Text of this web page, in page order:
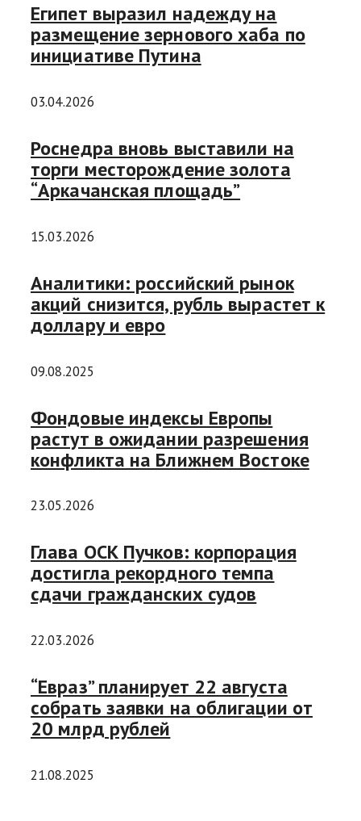
Египет выразил надежду на
размещение зернового хаба по
инициативе Путина
03.04.2026
Роснедра вновь выставили на
торги месторождение золота
“Аркачанская площадь”
15.03.2026
Аналитики: российский рынок
акций снизится, рубль вырастет к
доллару и евро
09.08.2025
Фондовые индексы Европы
растут в ожидании разрешения
конфликта на Ближнем Востоке
23.05.2026
Глава ОСК Пучков: корпорация
достигла рекордного темпа
сдачи гражданских судов
22.03.2026
“Евраз” планирует 22 августа
собрать заявки на облигации от
20 млрд рублей
21.08.2025